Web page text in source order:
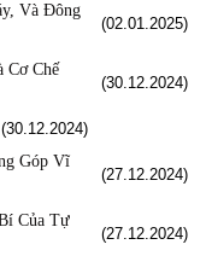
Và Đông
(02.01.2025)
Cơ Chế
(30.12.2024)
(30.12.2024)
Góp Vĩ
(27.12.2024)
Của Tự
(27.12.2024)